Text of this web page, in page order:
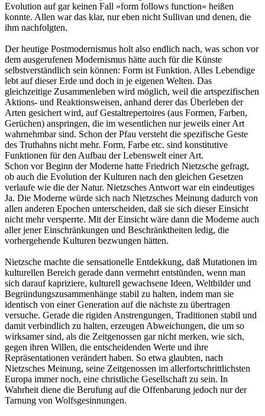
Evolution auf gar keinen Fall »form follows function« heißen
konnte. Allen war das klar, nur eben nicht Sullivan und denen, die
ihm nachfolgten.
Der heutige Postmodernismus holt also endlich nach, was schon vor
dem ausgerufenen Modernismus hätte auch für die Künste
selbstverständlich sein können: Form ist Funktion. Alles Lebendige
lebt auf dieser Erde und doch in je eigenen Welten. Das
gleichzeitige Zusammenleben wird möglich, weil die artspezifischen
Aktions- und Reaktionsweisen, anhand derer das Überleben der
Arten gesichert wird, auf Gestaltrepertoires (aus Formen, Farben,
Gerüchen) anspringen, die im wesentlichen nur jeweils einer Art
wahrnehmbar sind. Schon der Pfau versteht die spezifische Geste
des Truthahns nicht mehr. Form, Farbe etc. sind konstitutive
Funktionen für den Aufbau der Lebenswelt einer Art.
Schon vor Beginn der Moderne hatte Friedrich Nietzsche gefragt,
ob auch die Evolution der Kulturen nach den gleichen Gesetzen
verlaufe wie die der Natur. Nietzsches Antwort war ein eindeutiges
Ja. Die Moderne würde sich nach Nietzsches Meinung dadurch von
allen anderen Epochen unterscheiden, daß sie sich dieser Einsicht
nicht mehr versperrte. Mit der Einsicht wäre dann die Moderne auch
aller jener Einschränkungen und Beschränktheiten ledig, die
vorhergehende Kulturen bezwungen hätten.
Nietzsche machte die sensationelle Entdekkung, daß Mutationen im
kulturellen Bereich gerade dann vermehrt entstünden, wenn man
sich darauf kapriziere, kulturell gewachsene Ideen, Weltbilder und
Begründungszusammenhänge stabil zu halten, indem man sie
identisch von einer Generation auf die nächste zu übertragen
versuche. Gerade die rigiden Anstrengungen, Traditionen stabil und
damit verbindlich zu halten, erzeugen Abweichungen, die um so
wirksamer sind, als die Zeitgenossen gar nicht merken, wie sich,
gegen ihren Willen, die entscheidenden Werte und ihre
Repräsentationen verändert haben. So etwa glaubten, nach
Nietzsches Meinung, seine Zeitgenossen im allerfortschrittlichsten
Europa immer noch, eine christliche Gesellschaft zu sein. In
Wahrheit diene die Berufung auf die Offenbarung jedoch nur der
Tarnung von Wolfsgesinnungen.